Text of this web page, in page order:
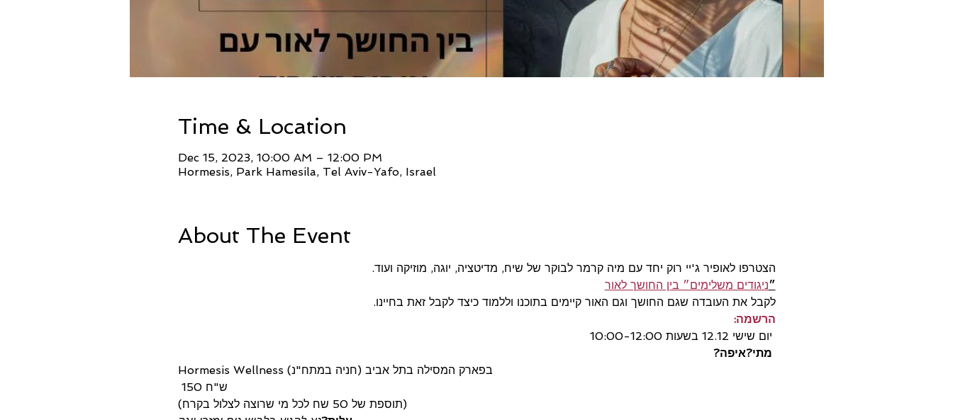
Time & Location
Dec 15, 2023, 10:00 AM – 12:00 PM
Hormesis, Park Hamesila, Tel Aviv-Yafo, Israel
About The Event
הצטרפו לאופיר ג'יי רוק יחד עם מיה קרמר לבוקר של שיח, מדיטציה, יוגה, מוזיקה ועוד.
״ניגודים משלימים״ בין החושך לאור
לקבל את העובדה שגם החושך וגם האור קיימים בתוכנו וללמוד כיצד לקבל זאת בחיינו.
הרשמה:
מתי?איפה?
(תוספת של 50 שח לכל מי שרוצה לצלול בקרח)